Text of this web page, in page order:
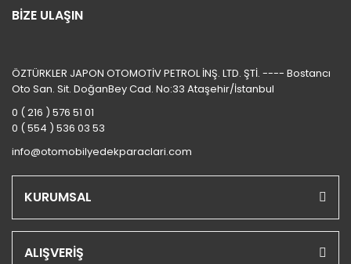
BİZE ULAŞIN
ÖZTÜRKLER JAPON OTOMOTİV PETROL İNŞ. LTD. ŞTİ. ---- Bostancı
Oto San. Sit. DoğanBey Cad. No:33 Ataşehir/İstanbul
0 ( 216 ) 576 51 01
0 ( 554 ) 536 03 53
info@otomobilyedekparaclari.com
KURUMSAL
ALIŞVERİŞ